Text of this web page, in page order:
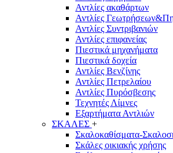
Αντλίες ακαθάρτων
Αντλίες
Αντλίες Συντριβανιών
Αντλίες επιφανείας
Πιεστικά μηχανήματα
Πιεστικά δοχεία
Αντλίες Βενζίνης
Αντλίες Πετρελαίου
Αντλίες Πυρόσβεσης
Τεχνητές Λίμνες
Εξαρτήματα Αντλιών
ΣΚΑΛΕΣ +
Σκαλοκαθίσματα-
Σκάλες οικιακής χρήσης